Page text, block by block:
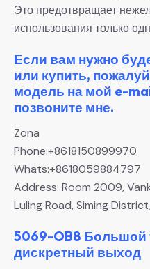
Это предотвращает
использования только
Если вам нужно
или купить,
модель на мой e-
позвоните мне.
Zona
Phone:+8618150899970
Whats:+8618059884797
Address: Room 2009,
Luling Road, Siming
5069-OB8 Большой
дискретный выход